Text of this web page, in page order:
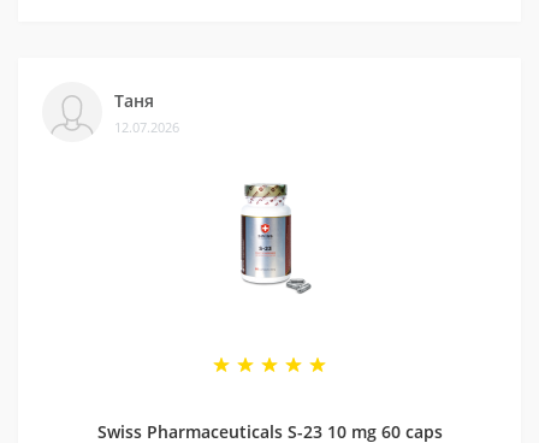
Таня
12.07.2026
Swiss Pharmaceuticals S-23 10 mg 60 caps